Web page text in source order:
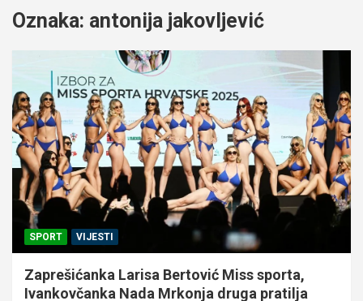
Oznaka: antonija jakovljević
SPORT VIJESTI
Zaprešićanka Larisa Bertović Miss sporta,
Ivankovčanka Nada Mrkonja druga pratilja